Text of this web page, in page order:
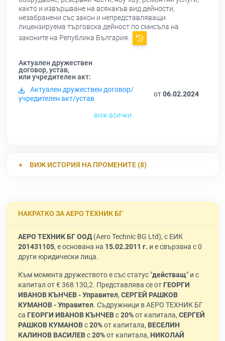
както и извършване на всякакъв вид дейности,
незабранени със закон и непредставляващи
лицензируема търговска дейност по смисъла на
законите на Република България.
Актуален дружествен
договор, устав,
или учредителен акт:
Актуален дружествен договор/
учредителен акт/устав
от06.02.2024
виж всички
ВИЖ ИСТОРИЯ НА ПРОМЕНИТЕ (8)
НАКРАТКО ЗА АЕРО ТЕХНИК БГ
АЕРО ТЕХНИК БГ ООД(Aero Technic BG Ltd), с ЕИК
201431105, е основана на 15.02.2011 г. и е свързана с 0
други юридически лица.
Към момента дружеството е със статус "действащ" и с
капитал от € 368 130,2. Представлява се от ГЕОРГИ
ИВАНОВ КЪНЧЕВ - Управител, СЕРГЕЙ РАШКОВ
КУМАНОВ - Управител. Съдружници в АЕРО ТЕХНИК БГ
са ГЕОРГИ ИВАНОВ КЪНЧЕВс20%от капитала, СЕРГЕЙ
РАШКОВ КУМАНОВс20%от капитала, ВЕСЕЛИН
КАЛИНОВ ВАСИЛЕВс20%от капитала, НИКОЛАЙ